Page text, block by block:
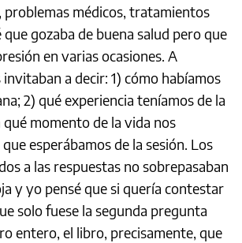
problemas médicos, tratamientos
gozaba de buena salud pero que
en varias ocasiones. A
a decir: 1) cómo habíamos
2) qué experiencia teníamos de la
momento de la vida nos
esperábamos de la sesión. Los
a las respuestas no sobrepasaban
y yo pensé que si quería contestar
solo fuese la segunda pregunta
entero, el libro, precisamente, que